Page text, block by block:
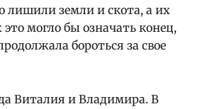
лишили земли и скота, а их
могло бы означать конец,
бороться за свое
Виталия и Владимира. В